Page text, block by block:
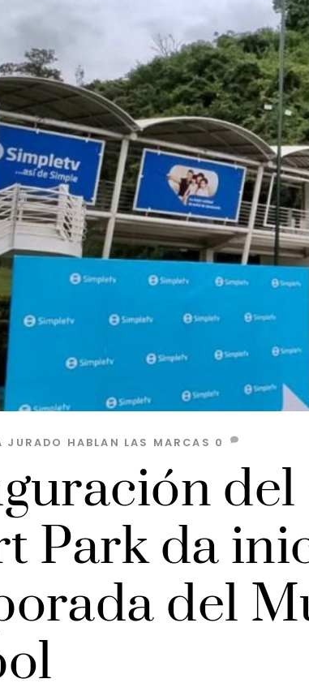
Park da
del
JURADO HABLAN LAS MARCAS 0